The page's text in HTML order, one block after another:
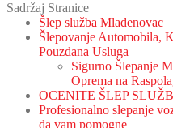
Sadržaj Stranice
Šlep služba Mladenovac
Šlepovanje Automobila,
Pouzdana Usluga
Sigurno Šlepanje
Oprema na
OCENITE ŠLEP
Profesionalno slepanje
da vam pomogne